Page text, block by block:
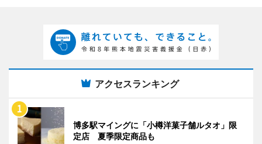
アクセスランキング
博多駅マイングに「小樽洋菓子舗ルタオ」限
定店 夏季限定商品も